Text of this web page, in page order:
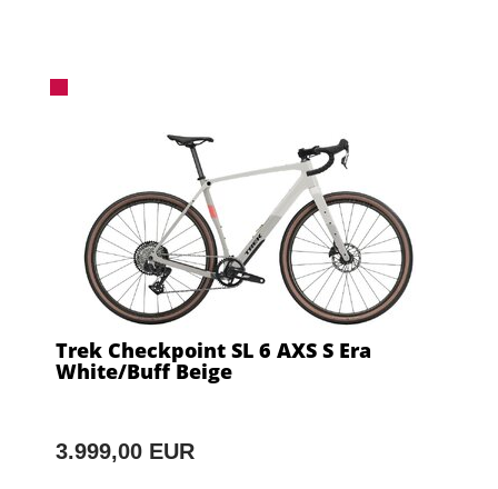
Trek Checkpoint SL 6 AXS S Era
White/Buff Beige
3.999,00 EUR